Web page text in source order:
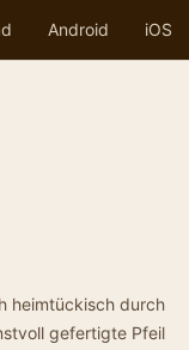
Android iOS
heimtückisch durch
gefertigte Pfeil